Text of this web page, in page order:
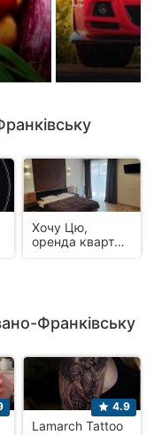
Хочу Цю,
оренда квартир
Франківську
4.9
Lamarch Tattoo